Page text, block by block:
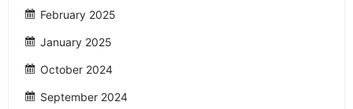
February 2025
January 2025
October 2024
September 2024